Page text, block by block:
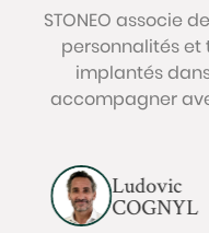
STONEO associe
personnalités
implantés
accompagner
Ludovic
COGNYL